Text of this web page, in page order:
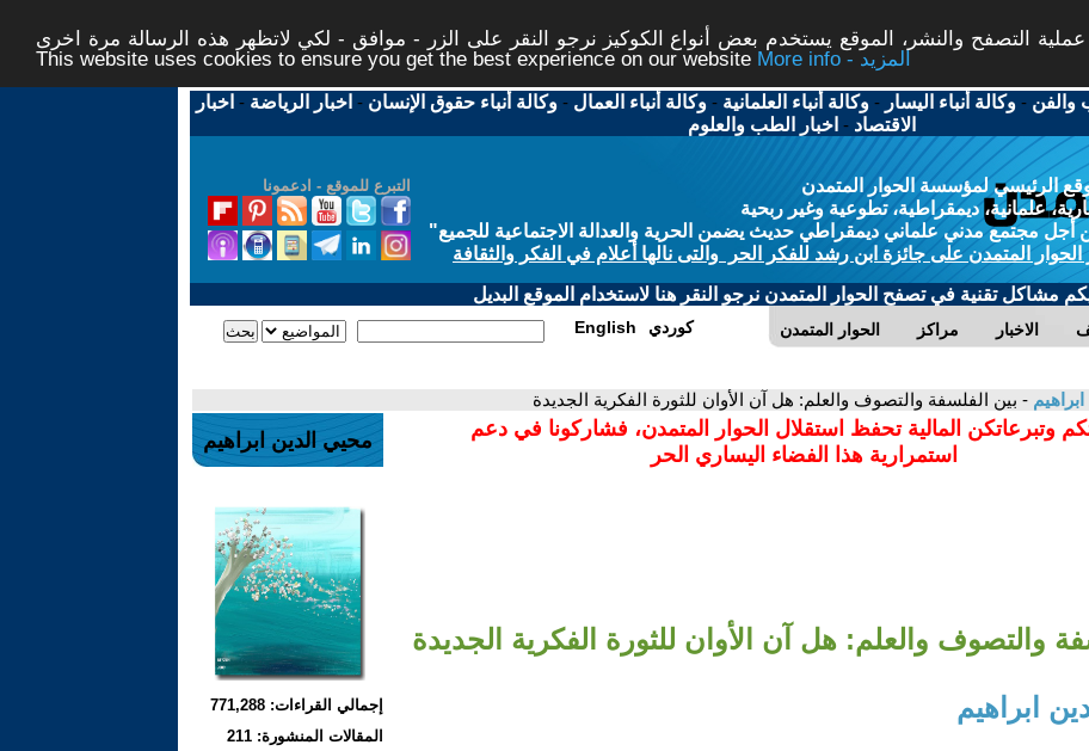
التصفح والنشر، الموقع يستخدم بعض أنواع الكوكيز نرجو النقر على الزر - موافق - لكي لاتظهر هذه الرسالة مرة اخرى -
This website uses cookies to ensure you get the best experience on our website
More info - المزيد
والفن -وكالة أنباء اليسار -وكالة أنباء العلمانية -وكالة أنباء العمال -وكالة أنباء حقوق الإنسان - اخبار الرياضة - اخبار
الاقتصاد - اخبار الطب والعلوم
التبرع للموقع - ادعمونا
الرئيسي لمؤسسة الحوار المتمدن
علمانية، ديمقراطية، تطوعية وغير ربحية
أجل مجتمع مدني علماني ديمقراطي حديث يضمن الحرية والعدالة الاجتماعية للجميع"
الحوار المتمدن على جائزة ابن رشد للفكر الحر والتى نالها أعلام في الفكر والثقافة
مشاكل تقنية في تصفح الحوار المتمدن نرجو النقر هنا لاستخدام الموقع البديل
الحوار المتمدن مراكز الاخبار English كوردي
- بين الفلسفة والتصوف والعلم: هل آن الأوان للثورة الفكرية الجديدة
وتبرعاتكن المالية تحفظ استقلال الحوار المتمدن، فشاركونا في دعم
استمرارية هذا الفضاء اليساري الحر
والتصوف والعلم: هل آن الأوان للثورة الفكرية الجديدة
ابراهيم
محيي الدين ابراهيم
إجمالي القراءات: 771,288
المقالات المنشورة: 211